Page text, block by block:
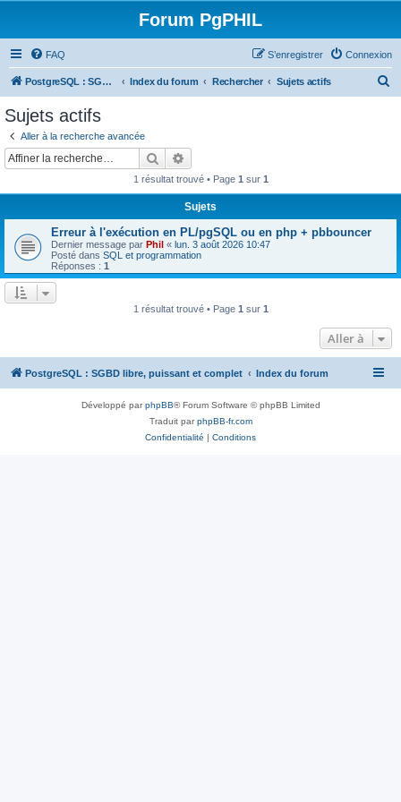
Forum PgPHIL
FAQ Connexion
S’enregistrer
PostgreSQL : SGBD libre, puissant et complet Index du forum Rechercher Sujets actifs
r
Sujets actifs
Aller à la recherche avancée
Rechercher
1 résultat trouvé • Page 1 sur 1
Sujets
Erreur à l'exécution en PL/pgSQL ou en php + pbbouncer
Dernier message par Phil « lun. 3 août 2026 10:47
Posté dans SQL et programmation
Réponses : 1
1 résultat trouvé • Page 1 sur 1
Aller à
PostgreSQL : SGBD libre, puissant et complet Index du forum
Développé parphpBB® Forum Software © phpBB Limited
Traduit parphpBB-fr.com
Confidentialité | Conditions